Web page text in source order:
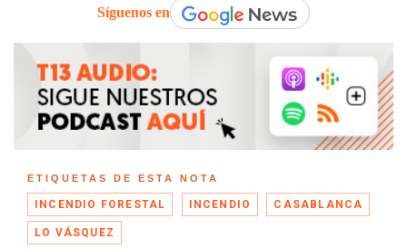
Síguenos en
ETIQUETAS DE ESTA NOTA
INCENDIO FORESTAL INCENDIO CASABLANCA
LO VÁSQUEZ